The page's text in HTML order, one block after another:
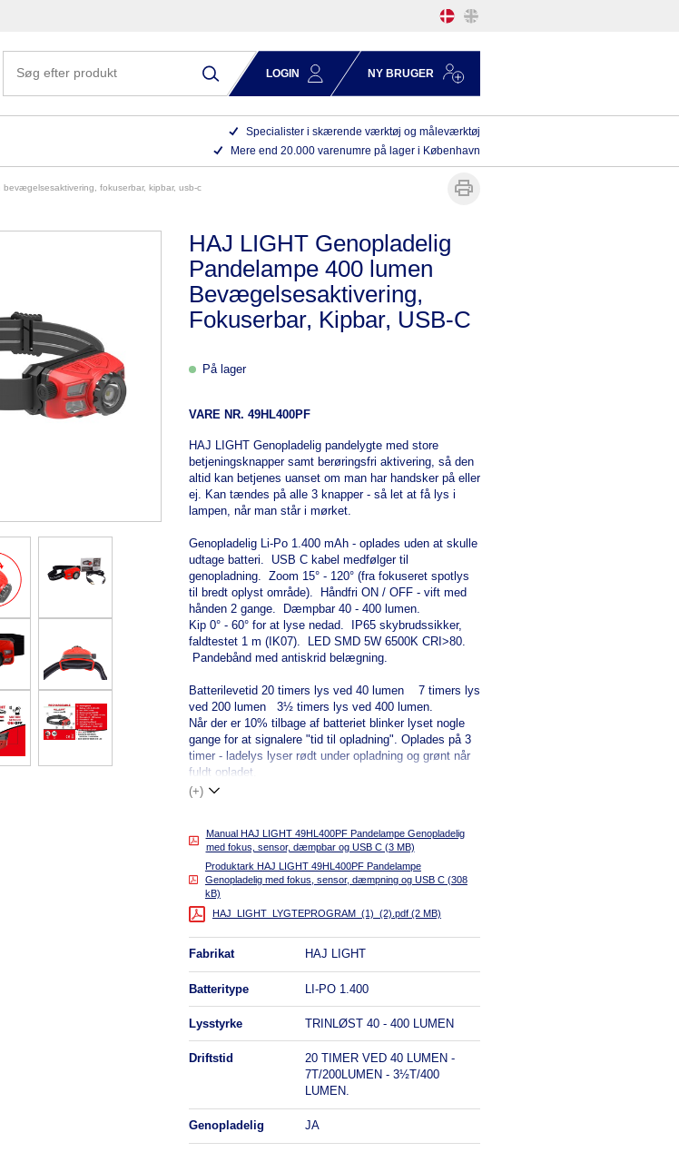
LOGIN NY BRUGER
Specialister i skærende værktøj og måleværktøj
Mere end 20.000 varenumre på lager i København
fokuserbar, kipbar, usb-c
HAJ LIGHT Genopladelig
Pandelampe 400 lumen
Bevægelsesaktivering,
Fokuserbar, Kipbar, USB-C
På lager
VARE NR. 49HL400PF
HAJ LIGHT Genopladelig pandelygte med store
betjeningsknapper samt berøringsfri aktivering, så den
altid kan betjenes uanset om man har handsker på eller
ej. Kan tændes på alle 3 knapper - så let at få lys i
lampen, når man står i mørket.
Genopladelig Li-Po 1.400 mAh - oplades uden at skulle
udtage batteri. USB C kabel medfølger til
genopladning. Zoom 15° - 120° (fra fokuseret spotlys
til bredt oplyst område). Håndfri ON / OFF - vift med
hånden 2 gange. Dæmpbar 40 - 400 lumen.
Kip 0° - 60° for at lyse nedad. IP65 skybrudssikker,
faldtestet 1 m (IK07). LED SMD 5W 6500K CRI>80.
Pandebånd med antiskrid belægning.
Batterilevetid 20 timers lys ved 40 lumen 7 timers lys
ved 200 lumen 3½ timers lys ved 400 lumen.
Når der er 10% tilbage af batteriet blinker lyset nogle
gange for at signalere "tid til opladning". Oplades på 3
timer - ladelys lyser rødt under opladning og grønt når
fuldt opladet.
(+)
Manual HAJ LIGHT 49HL400PF Pandelampe Genopladelig
med fokus, sensor, dæmpbar og USB C (3 MB)
Produktark HAJ LIGHT 49HL400PF Pandelampe
Genopladelig med fokus, sensor, dæmpning og USB C (308
kB)
HAJ_LIGHT_LYGTEPROGRAM_(1)_(2).pdf (2 MB)
fabrikat HAJ LIGHT
batteritype LI-PO 1.400
lysstyrke TRINLØST 40 - 400 LUMEN
driftstid
20 TIMER VED 40 LUMEN -
7T/200LUMEN - 3½T/400
LUMEN.
genopladelig JA